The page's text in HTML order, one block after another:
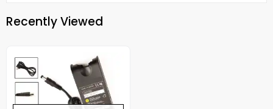
Recently Viewed